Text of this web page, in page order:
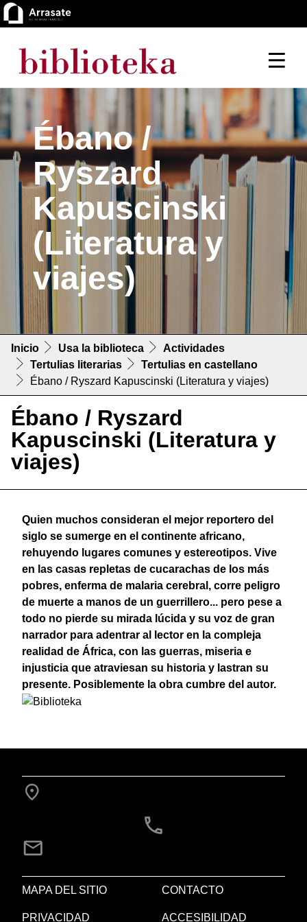
Ébano /
Ryszard
Kapuscinski
(Literatura y
viajes)
Inicio Usa la biblioteca
Actividades
Tertulias literarias
Tertulias en castellano
Ébano / Ryszard Kapuscinski (Literatura y viajes)
Ébano / Ryszard
Kapuscinski (Literatura y
viajes)
Quien muchos consideran el mejor reportero del
siglo se sumerge en el continente africano,
rehuyendo lugares comunes y estereotipos. Vive
en las casas repletas de cucarachas de los más
pobres, enferma de malaria cerebral, corre peligro
de muerte a manos de un guerrillero... pero pese a
todo no pierde su mirada lúcida y su voz de gran
narrador para adentrar al lector en la compleja
realidad de África, con las guerras, miseria e
injusticia que atraviesan su historia y lastran su
presente. Posiblemente la obra cumbre del autor.
MAPA DEL SITIO CONTACTO
PRIVACIDAD ACCESIBILIDAD